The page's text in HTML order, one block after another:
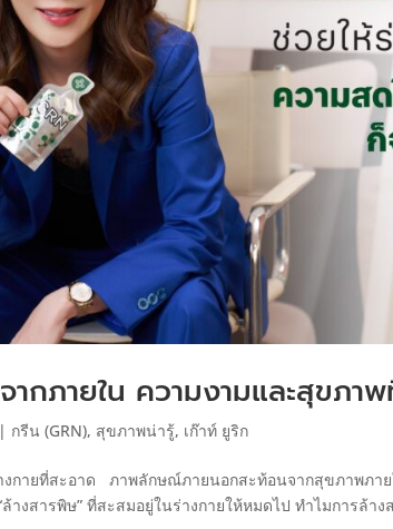
ากภายใน ความงามและสุขภา
| กรีน (GRN), สุขภาพน่ารู้, เก๊าท์ ยูริก
งกายที่สะอาด ภาพลักษณ์ภายนอกสะท้อนจากสุขภาพภาย
างสารพิษ” ที่สะสมอยู่ในร่างกายให้หมดไป ทำไมการล้า